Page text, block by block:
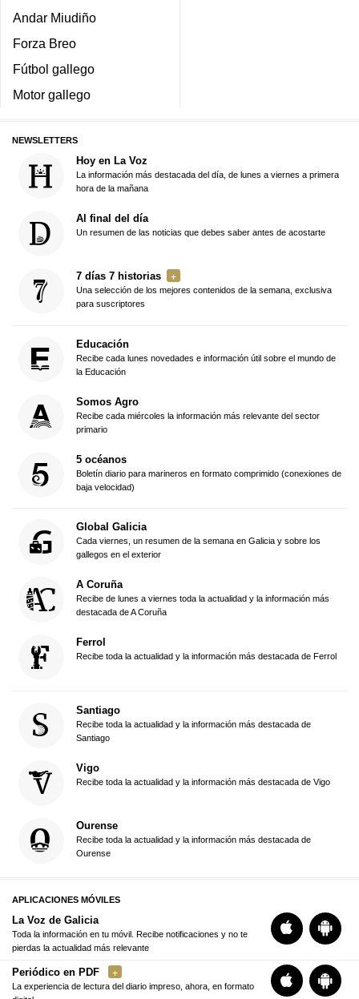
Andar Miudiño
Forza Breo
Fútbol gallego
Motor gallego
NEWSLETTERS
Hoy en La Voz
La información más destacada del día, de lunes a viernes a primera
hora de la mañana
Al final del día
Un resumen de las noticias que debes saber antes de acostarte
7 días 7 historias
Una selección de los mejores contenidos de la semana, exclusiva
para suscriptores
Educación
Recibe cada lunes novedades e información útil sobre el mundo de
la Educación
Somos Agro
Recibe cada miércoles la información más relevante del sector
primario
5 océanos
Boletín diario para marineros en formato comprimido (conexiones de
baja velocidad)
Global Galicia
Cada viernes, un resumen de la semana en Galicia y sobre los
gallegos en el exterior
A Coruña
Recibe de lunes a viernes toda la actualidad y la información más
destacada de A Coruña
Ferrol
Recibe toda la actualidad y la información más destacada de Ferrol
Santiago
Recibe toda la actualidad y la información más destacada de
Santiago
Vigo
Recibe toda la actualidad y la información más destacada de Vigo
Ourense
Recibe toda la actualidad y la información más destacada de
Ourense
APLICACIONES MÓVILES
La Voz de Galicia
Toda la información en tu móvil. Recibe notificaciones y no te
pierdas la actualidad más relevante
Periódico en PDF
La experiencia de lectura del diario impreso, ahora, en formato